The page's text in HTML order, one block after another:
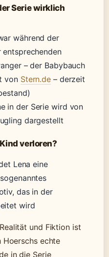
Serie wirklich
während der
entsprechenden
– der Babybauch
von Stern.de – derzeit
in der Serie wird von
dargestellt
verloren?
Lena eine
das in der
wird
und Fiktion ist
Hoerschs echte
in die Serie